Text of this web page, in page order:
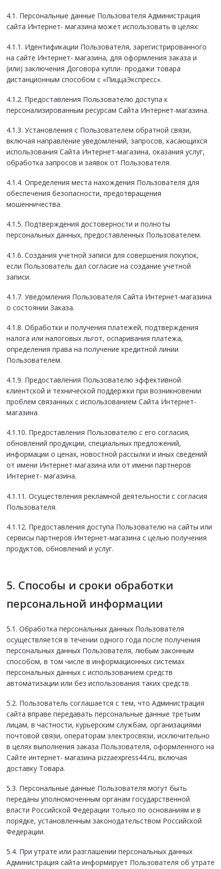
4.1. Персональные данные Пользователя Администрация
сайта Интернет- магазина может использовать в целях:
4.1.1. Идентификации Пользователя, зарегистрированного
на сайте Интернет- магазина, для оформления заказа и
(или) заключения Договора купли- продажи товара
дистанционным способом с «ПиццаЭкспресс».
4.1.2. Предоставления Пользователю доступа к
персонализированным ресурсам Сайта Интернет-магазина.
4.1.3. Установления с Пользователем обратной связи,
включая направление уведомлений, запросов, касающихся
использования Сайта Интернет-магазина, оказания услуг,
обработка запросов и заявок от Пользователя.
4.1.4. Определения места нахождения Пользователя для
обеспечения безопасности, предотвращения
мошенничества.
4.1.5. Подтверждения достоверности и полноты
персональных данных, предоставленных Пользователем.
4.1.6. Создания учетной записи для совершения покупок,
если Пользователь дал согласие на создание учетной
записи.
4.1.7. Уведомления Пользователя Сайта Интернет-магазина
о состоянии Заказа.
4.1.8. Обработки и получения платежей, подтверждения
налога или налоговых льгот, оспаривания платежа,
определения права на получение кредитной линии
Пользователем.
4.1.9. Предоставления Пользователю эффективной
клиентской и технической поддержки при возникновении
проблем связанных с использованием Сайта Интернет-
магазина.
4.1.10. Предоставления Пользователю с его согласия,
обновлений продукции, специальных предложений,
информации о ценах, новостной рассылки и иных сведений
от имени Интернет-магазина или от имени партнеров
Интернет- магазина.
4.1.11. Осуществления рекламной деятельности с согласия
Пользователя.
4.1.12. Предоставления доступа Пользователю на сайты или
сервисы партнеров Интернет-магазина с целью получения
продуктов, обновлений и услуг.
5. Способы и сроки обработки
персональной информации
5.1. Обработка персональных данных Пользователя
осуществляется в течении одного года после получения
персональных данных Пользователя, любым законным
способом, в том числе в информационных системах
персональных данных с использованием средств
автоматизации или без использования таких средств.
5.2. Пользователь соглашается с тем, что Администрация
сайта вправе передавать персональные данные третьим
лицам, в частности, курьерским службам, организациями
почтовой связи, операторам электросвязи, исключительно
в целях выполнения заказа Пользователя, оформленного на
Сайте интернет- магазина pizzaexpress44.ru, включая
доставку Товара.
5.3. Персональные данные Пользователя могут быть
переданы уполномоченным органам государственной
власти Российской Федерации только по основаниям и в
порядке, установленным законодательством Российской
Федерации.
5.4. При утрате или разглашении персональных данных
Администрация сайта информирует Пользователя об утрате